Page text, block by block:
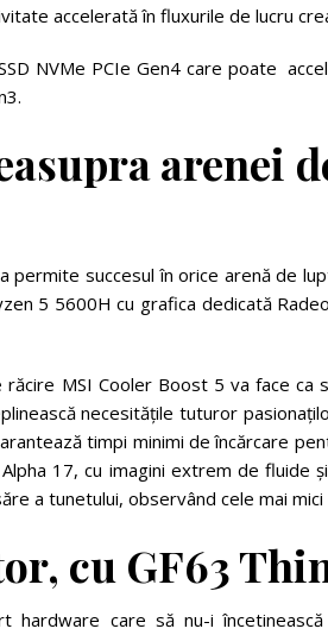
accelerată în fluxurile de lucru
NVMe PCIe Gen4 care poate
arenei
succesul în orice arenă de
5 5600H cu grafica dedicată
MSI Cooler Boost 5 va face ca
necesitățile tuturor
timpi minimi de încărcare
17, cu imagini extrem de fluide
a tunetului, observând cele mai mici
cu GF63
hardware care să nu-i